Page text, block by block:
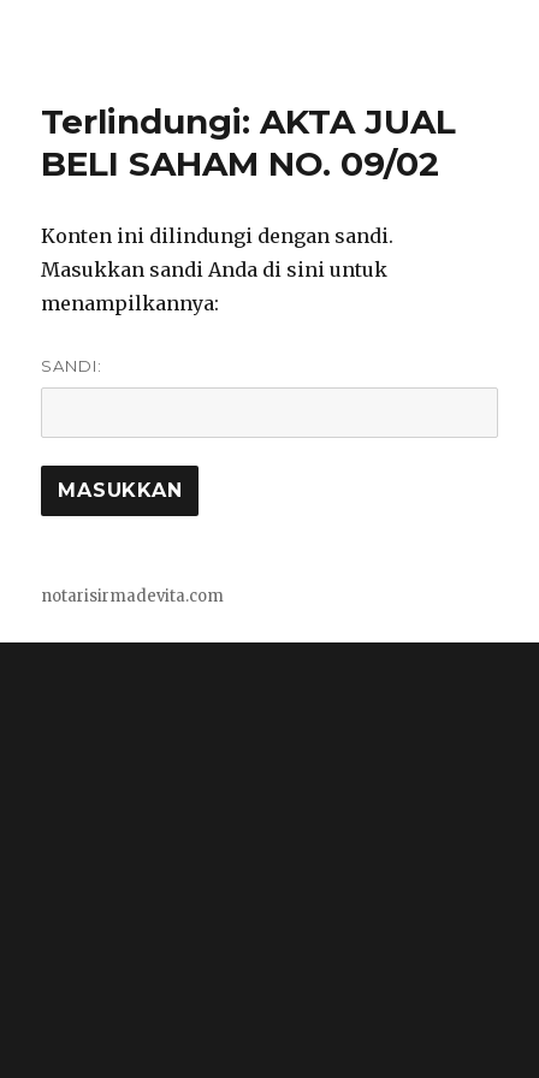
Terlindungi: AKTA JUAL
BELI SAHAM NO. 09/02
Konten ini dilindungi dengan sandi.
Masukkan sandi Anda di sini untuk
menampilkannya:
SANDI:
notarisirmadevita.com